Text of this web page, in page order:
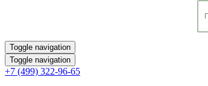
Toggle navigation
Toggle navigation
+7 (499) 322-96-65